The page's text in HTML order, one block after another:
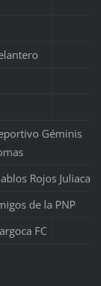
Géminis
Rojos Juliaca
de la PNP
FC